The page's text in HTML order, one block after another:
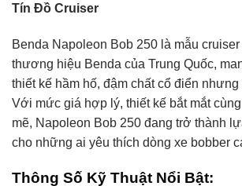
Tín Đồ Cruiser
Benda Napoleon Bob 250 là mẫu
thương hiệu Benda của Trung Quốc,
thiết kế hầm hố, đậm chất cổ điển
Với mức giá hợp lý, thiết kế bắt mắt
mẽ, Napoleon Bob 250 đang trở thành
cho những ai yêu thích dòng xe bobber
Thông Số Kỹ Thuật Nổi Bật: